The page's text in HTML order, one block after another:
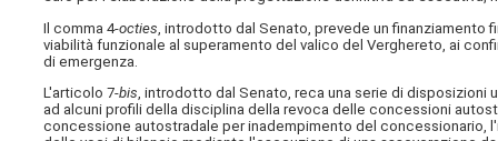
Il comma 4-octies , introdotto dal Senato, prevede un
viabilità funzionale al superamento del valico del Verghereto, ai
di emergenza.
L'articolo 7-bis , introdotto dal Senato, reca una serie di
ad alcuni profili della disciplina della revoca delle concessioni
concessione autostradale per inadempimento del concessionario,